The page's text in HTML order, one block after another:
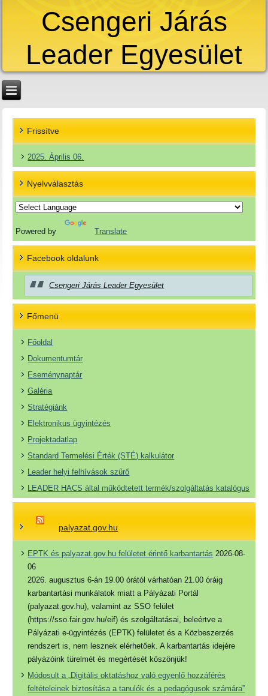
Csengeri Járás
Leader Egyesület
Frissítve
2025. Április 06.
Nyelvválasztás
Powered by Translate
Facebook oldalunk
Csengeri Járás Leader Egyesület
Főmenü
Főoldal
Dokumentumtár
Eseménynaptár
Galéria
Stratégiánk
Elektronikus ügyintézés
Projektadatlap
Standard Termelési Érték (STÉ) kalkulátor
Leader helyi felhívások szűrő
LEADER HACS által működtetett termék/szolgáltatás katalógus
palyazat.gov.hu
EPTK és palyazat.gov.hu felületet érintő karbantartás 2026-08-
06
2026. augusztus 6-án 19.00 órától várhatóan 21.00 óráig
karbantartási munkálatok miatt a Pályázati Portál
(palyazat.gov.hu), valamint az SSO felület
(https://sso.fair.gov.hu/eif) és szolgáltatásai, beleértve a
Pályázati e-ügyintézés (EPTK) felületet és a Közbeszerzés
rendszert is, nem lesznek elérhetőek. A karbantartás idejére
pályázóink türelmét és megértését köszönjük!
Módosult a „Digitális oktatáshoz való egyenlő hozzáférés
feltételeinek biztosítása a tanulók és a pedagógusok számára”